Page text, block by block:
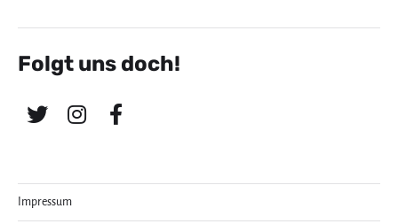
Folgt uns doch!
Impressum